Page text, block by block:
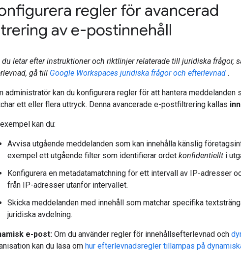
regler för avancerad
av e-postinnehåll
du letar efter instruktioner och riktlinjer relaterade till juridiska frågor,
gå till Google Workspaces juridiska frågor och efterlevnad .
administratör kan du konfigurera regler för att hantera meddelanden
ett eller flera uttryck. Denna avancerade e-postfiltrering kallas
kan du:
Avvisa utgående meddelanden som kan innehålla känslig
exempel ett utgående filter som identifierar ordet konfidentiellt i
Konfigurera en metadatamatchning för ett intervall av IP-adresser
från IP-adresser utanför intervallet.
Skicka meddelanden med innehåll som matchar specifika
juridiska avdelning.
e-post: Om du använder regler för innehållsefterlevnad och
kan du läsa om hur efterlevnadsregler tillämpas på